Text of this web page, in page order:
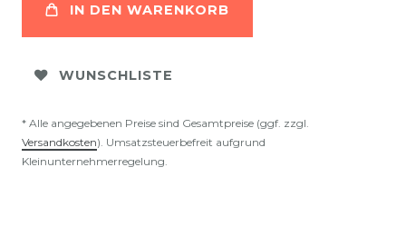
IN DEN WARENKORB
WUNSCHLISTE
* Alle angegebenen Preise sind Gesamtpreise (ggf. zzgl.
Versandkosten). Umsatzsteuerbefreit aufgrund
Kleinunternehmerregelung.